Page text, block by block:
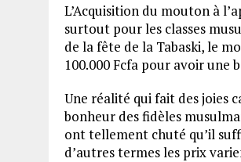
L’Acquisition du mouton à
surtout pour les classes
de la fête de la Tabaski, le
100.000 Fcfa pour avoir une
Une réalité qui fait des joies
bonheur des fidèles
ont tellement chuté qu’il
d’autres termes les prix